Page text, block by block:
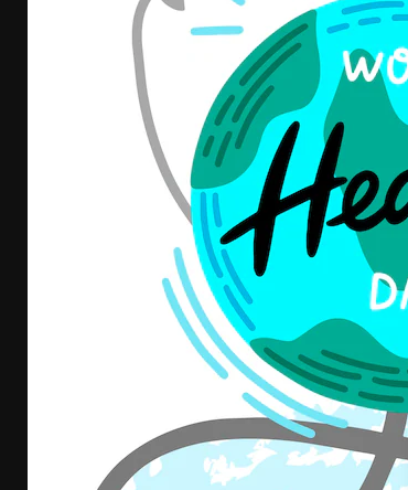
A plataforma criativa para você direcionar
seu melhor trabalho. Mais de 1 milhão de
assinantes entre criativos, empresas,
agências e estúdios.
Português
Copyright © 2010-2026Freepik Company S.L.U.